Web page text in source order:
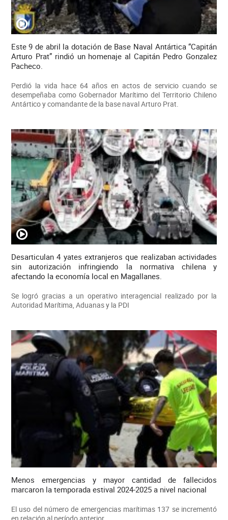
Este 9 de abril la dotación de Base Naval Antártica “Capitán
Arturo Prat” rindió un homenaje al Capitán Pedro Gonzalez
Pacheco.
Perdió la vida hace 64 años en actos de servicio cuando se
desempeñaba como Gobernador Marítimo del Territorio Chileno
Antártico y comandante de la base naval Arturo Prat.
Desarticulan 4 yates extranjeros que realizaban actividades
sin autorización infringiendo la normativa chilena y
afectando la economía local en Magallanes.
Se logró gracias a un operativo interagencial realizado por la
Autoridad Marítima, Aduanas y la PDI
Menos emergencias y mayor cantidad de fallecidos
marcaron la temporada estival 2024-2025 a nivel nacional
El uso del número de emergencias marítimas 137 se incrementó